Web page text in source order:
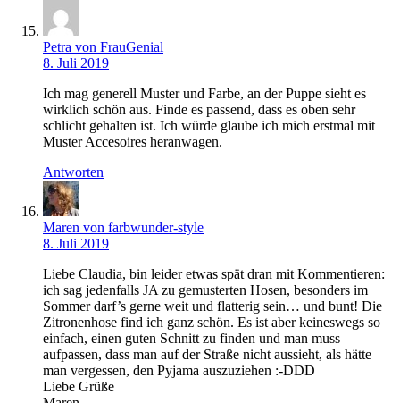
Petra von FrauGenial
8. Juli 2019
Ich mag generell Muster und Farbe, an der Puppe sieht es
wirklich schön aus. Finde es passend, dass es oben sehr
schlicht gehalten ist. Ich würde glaube ich mich erstmal mit
Muster Accesoires heranwagen.
Antworten
Maren von farbwunder-style
8. Juli 2019
Liebe Claudia, bin leider etwas spät dran mit Kommentieren:
ich sag jedenfalls JA zu gemusterten Hosen, besonders im
Sommer darf’s gerne weit und flatterig sein… und bunt! Die
Zitronenhose find ich ganz schön. Es ist aber keineswegs so
einfach, einen guten Schnitt zu finden und man muss
aufpassen, dass man auf der Straße nicht aussieht, als hätte
man vergessen, den Pyjama auszuziehen :-DDD
Liebe Grüße